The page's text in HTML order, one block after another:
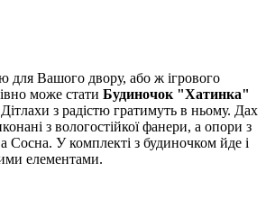
для Вашого двору, або ж ігрового
може стати Будиночок "Хатинка"
з радістю гратимуть в ньому. Дах
з вологостійкої фанери, а опори з
Сосна. У комплекті з будиночком йде і
елементами.